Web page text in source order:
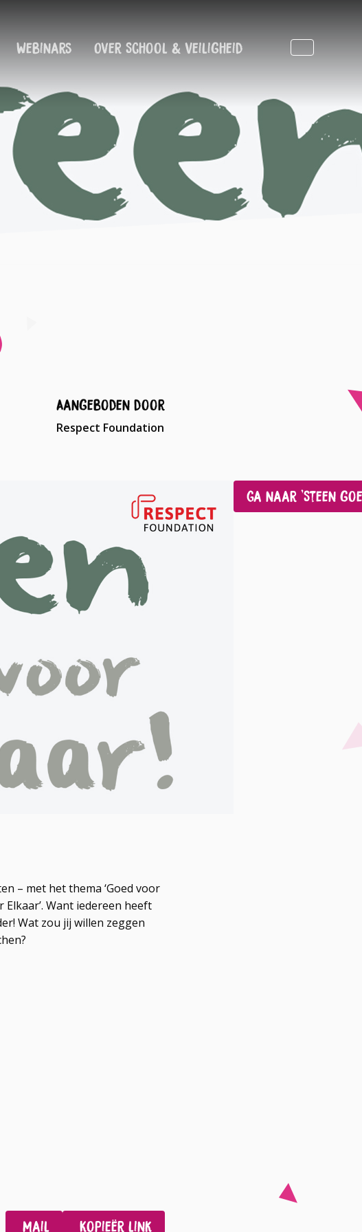
Webinars Over School & Veiligheid Zoeken
Aangeboden door
Respect Foundation
Ga naar 'Steen
– met het thema ‘Goed voor
Elkaar’. Want iedereen heeft
Wat zou jij willen zeggen
Deel
DeelMail Kopieër link